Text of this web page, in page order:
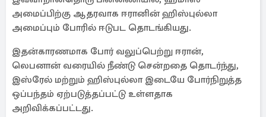
அமைப்பிற்கு ஆதரவாக ஈரானின் ஹிஸ்புல்லா
அமைப்பும் போரில் ஈடுபட தொடங்கியது.
இதன்காரணமாக போர் வலுப்பெற்று ஈரான்,
லெபனான் வரையில் நீண்டு சென்றதை தொடர்ந்து,
இஸ்ரேல் மற்றும் ஹிஸ்புல்லா இடையே போர்நிறுத்த
ஒப்பந்தம் ஏற்படுத்தப்பட்டு உள்ளதாக
அறிவிக்கப்பட்டது.